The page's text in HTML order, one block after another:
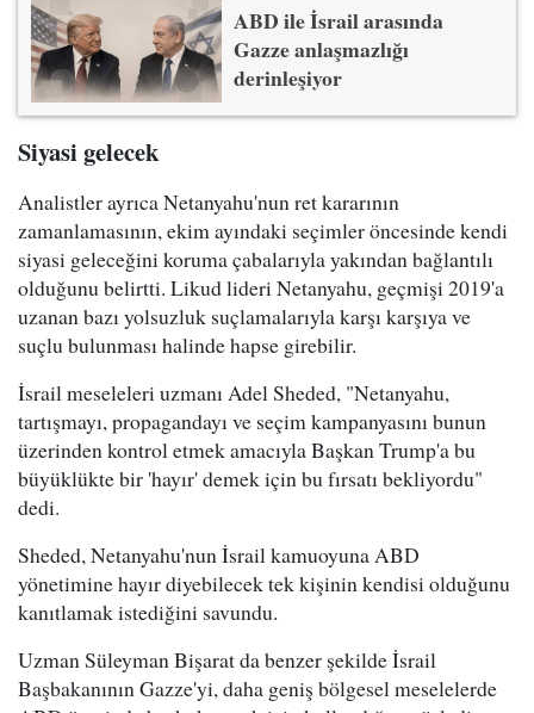
ABD ile İsrail arasında
Gazze anlaşmazlığı
derinleşiyor
Siyasi gelecek
Analistler ayrıca Netanyahu'nun ret kararının
zamanlamasının, ekim ayındaki seçimler öncesinde kendi
siyasi geleceğini koruma çabalarıyla yakından bağlantılı
olduğunu belirtti. Likud lideri Netanyahu, geçmişi 2019'a
uzanan bazı yolsuzluk suçlamalarıyla karşı karşıya ve
suçlu bulunması halinde hapse girebilir.
İsrail meseleleri uzmanı Adel Sheded, "Netanyahu,
tartışmayı, propagandayı ve seçim kampanyasını bunun
üzerinden kontrol etmek amacıyla Başkan Trump'a bu
büyüklükte bir 'hayır' demek için bu fırsatı bekliyordu"
dedi.
Sheded, Netanyahu'nun İsrail kamuoyuna ABD
yönetimine hayır diyebilecek tek kişinin kendisi olduğunu
kanıtlamak istediğini savundu.
Uzman Süleyman Bişarat da benzer şekilde İsrail
Başbakanının Gazze'yi, daha geniş bölgesel meselelerde